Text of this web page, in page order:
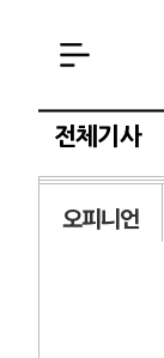
전체기사
오피니언